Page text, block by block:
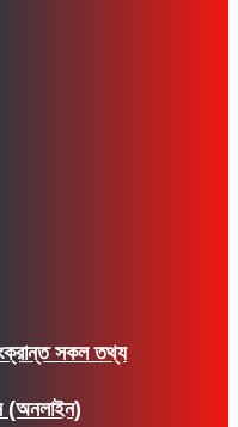
সকল তথ্য
(অনলাইন)